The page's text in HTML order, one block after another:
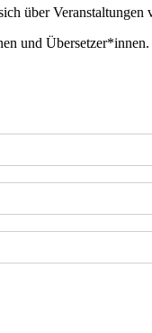
über Veranstaltungen
und Übersetzer*innen.